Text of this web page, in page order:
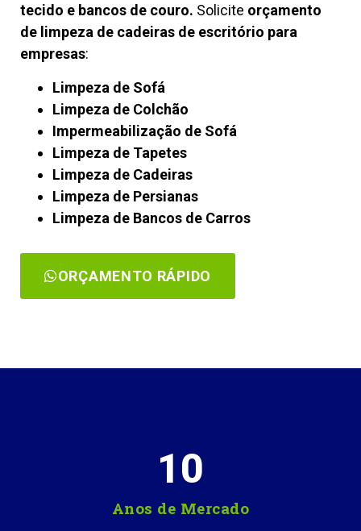
tecido e bancos de couro. Solicite orçamento
de limpeza de cadeiras de escritório para
empresas:
Limpeza de Sofá
Limpeza de Colchão
Impermeabilização de Sofá
Limpeza de Tapetes
Limpeza de Cadeiras
Limpeza de Persianas
Limpeza de Bancos de Carros
ORÇAMENTO RÁPIDO
Anos de Mercado
10